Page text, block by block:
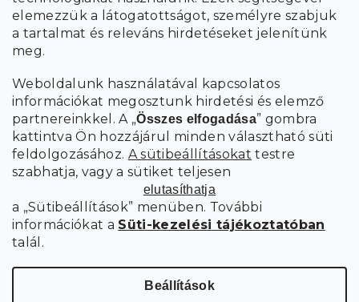
elemezzük a látogatottságot, személyre szabjuk
a tartalmat és releváns hirdetéseket jelenítünk
meg.
Weboldalunk használatával kapcsolatos
információkat megosztunk hirdetési és elemző
partnereinkkel. A „Összes elfogadása” gombra
kattintva Ön hozzájárul minden választható süti
feldolgozásához. A sütibeállításokat testre
szabhatja, vagy a sütiket teljesen
elutasíthatja
a „Sütibeállítások” menüben. További
információkat a Süti-kezelési tájékoztatóban
talál.
Beállítások
FELIRATKOZÁS